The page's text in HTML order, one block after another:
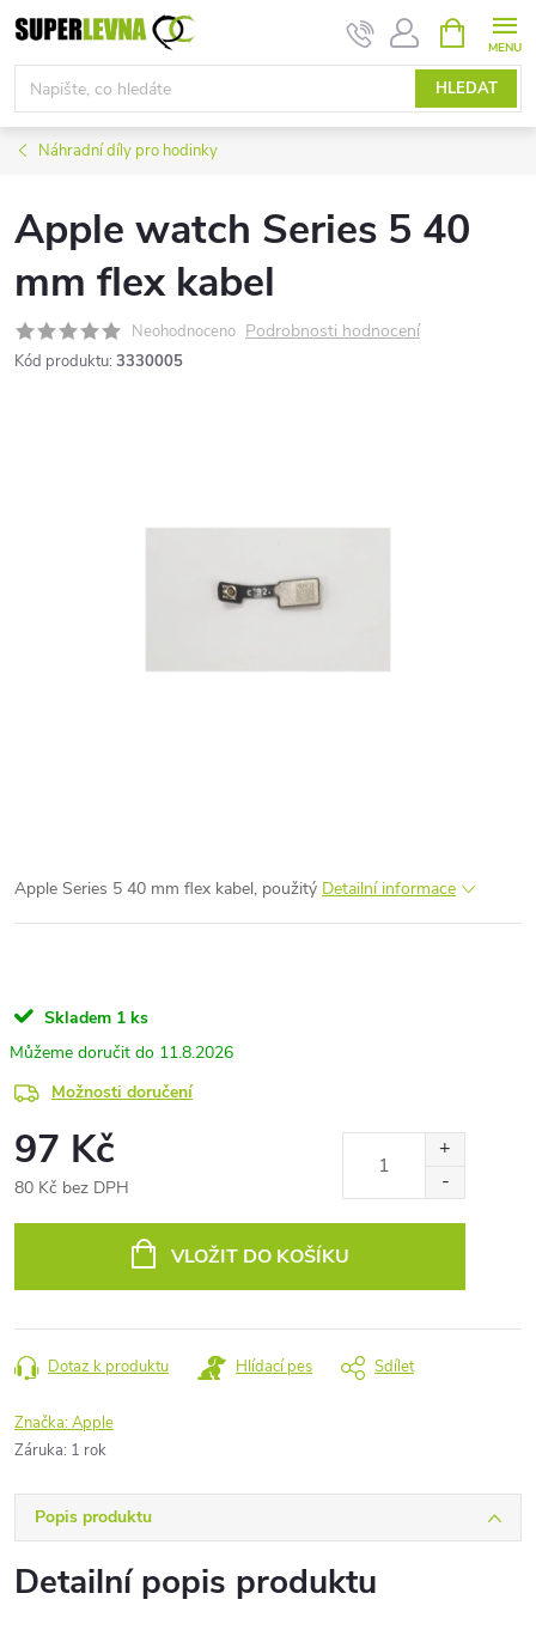
Přejít
na
obsah
HLEDAT
NÁKUPNÍ
KOŠÍK
Náhradní díly pro hodinky
Apple watch Series 5 40
mm flex kabel
Neohodnoceno Podrobnosti hodnocení
Kód produktu: 3330005
Apple Series 5 40 mm flex kabel, použitý Detailní informace
Skladem 1 ks
11.8.2026
Možnosti doručení
97 Kč
80 Kč bez DPH
VLOŽIT DO KOŠÍKU
Dotaz k produktu Hlídací pes Sdílet
Značka:Apple
Záruka: 1 rok
Popis produktu
Detailní popis produktu